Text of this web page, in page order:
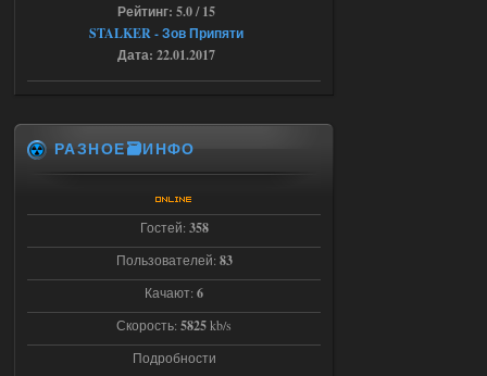
Доступно только для пользователей
STCoP WP 3.4
Stalker-Mods-Clan-su
Объединенный Пак 2 + OGSR +
STCoP WP 3.4
Рейтинг: 5.0 / 15
STALKER - Зов Припяти
Дата: 22.01.2017
РАЗНОЕ🗃️ИНФО
Гостей: 358
Пользователей: 83
Качают: 6
Скорость: 5825kb/s
Подробности